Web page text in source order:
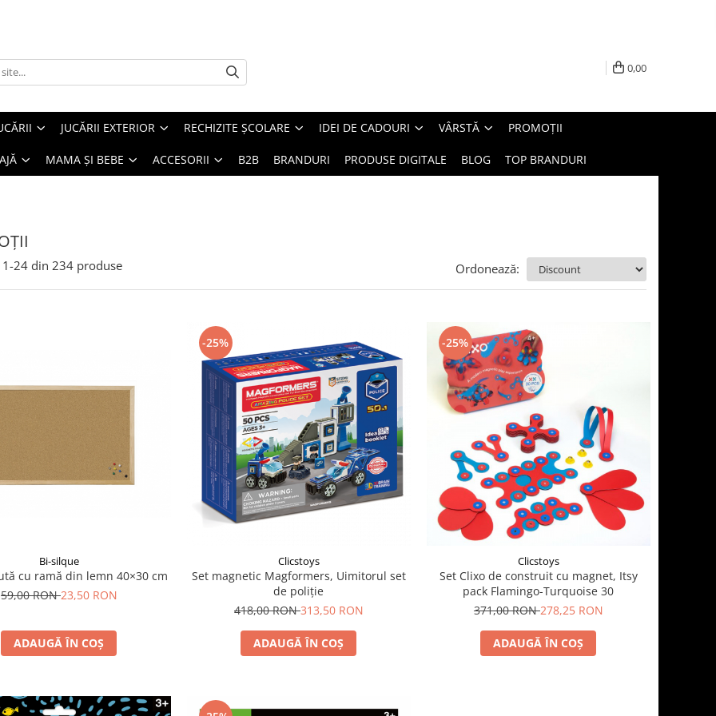
0,00
JUCĂRII EXTERIOR RECHIZITE ȘCOLARE IDEI DE CADOURI VÂRSTĂ PROMOȚII
MAMA ȘI BEBE ACCESORII B2B BRANDURI PRODUSE DIGITALE BLOG TOP BRANDURI
1-24 din 234 produse Ordonează:
Bi-silque
cu ramă din lemn 40×30 cm
59,00 RON23,50 RON
ADAUGĂ ÎN COȘ
-25%
Clicstoys
Set magnetic Magformers, Uimitorul set
de poliție
418,00 RON313,50 RON
ADAUGĂ ÎN COȘ
-25%
Clicstoys
Set Clixo de construit cu magnet, Itsy
pack Flamingo-Turquoise 30
371,00 RON278,25 RON
ADAUGĂ ÎN COȘ